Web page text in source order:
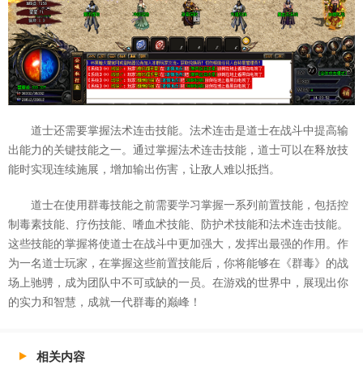
道士还需要掌握法术连击技能。法术连击是道士在战斗中提高输
出能力的关键技能之一。通过掌握法术连击技能，道士可以在释放技
能时实现连续施展，增加输出伤害，让敌人难以抵挡。
道士在使用群毒技能之前需要学习掌握一系列前置技能，包括控
制毒素技能、疗伤技能、嗜血术技能、防护术技能和法术连击技能。
这些技能的掌握将使道士在战斗中更加强大，发挥出最强的作用。作
为一名道士玩家，在掌握这些前置技能后，你将能够在《群毒》的战
场上驰骋，成为团队中不可或缺的一员。在游戏的世界中，展现出你
的实力和智慧，成就一代群毒的巅峰！
相关内容